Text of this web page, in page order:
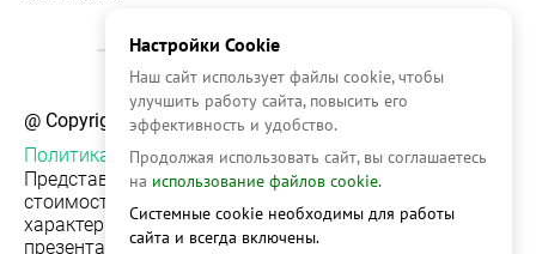
@ Copyright, 2026 OFFICE NAVIGATOR
Политика конфиденциальности
Представленная на сайте информация, в т.ч.
стоимости объектов, носит информационный
характер и не является публичной офертой. Условия
презентации объекта недвижимости на сервисе
Настройки Cookie
Наш сайт использует файлы cookie, чтобы
улучшить работу сайта, повысить его
эффективность и удобство.
Продолжая использовать сайт, вы соглашаетесь
на использование файлов cookie.
Системные cookie необходимы для работы
сайта и всегда включены.